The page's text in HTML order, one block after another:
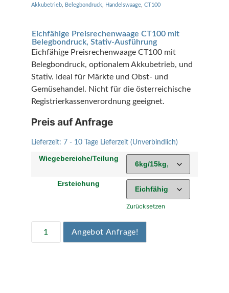
Akkubetrieb, Belegbondruck Handelswaage, CT100
Eichfähige Preisrechenwaage CT100 mit
Belegbondruck, Stativ-Ausführung
Eichfähige Preisrechenwaage CT100 mit
Belegbondruck, optionalem Akkubetrieb, und
Stativ. Ideal für Märkte und Obst- und
Gemüsehandel. Nicht für die österreichische
Registrierkassenverordnung geeignet.
Preis auf Anfrage
Lieferzeit: 7 - 10 Tage Lieferzeit (Unverbindlich)
Wiegebereiche/Teilung
Ersteichung
Zurücksetzen
Angebot Anfrage!